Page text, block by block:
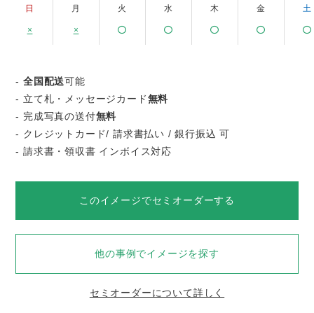
日
×
月
×
火
水
木
金
土
-全国配送可能
- 立て札・メッセージカード無料
- 完成写真の送付無料
- クレジットカード/ 請求書払い / 銀行振込 可
- 請求書・領収書 インボイス対応
このイメージでセミオーダーする
他の事例でイメージを探す
セミオーダーについて詳しく